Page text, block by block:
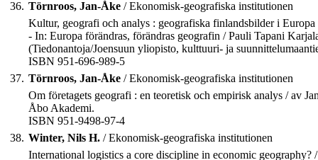
36. Törnroos, Jan-Åke / Ekonomisk-geografiska institutionen
Kultur, geografi och analys : geografiska finlandsbilder i
- In: Europa förändras, förändras geografin / Pauli Tapani
(Tiedonantoja/Joensuun yliopisto, kulttuuri- ja
ISBN 951-696-989-5
37. Törnroos, Jan-Åke / Ekonomisk-geografiska institutionen
Om företagets geografi : en teoretisk och empirisk analys / av
Åbo Akademi.
ISBN 951-9498-97-4
38. Winter, Nils H. / Ekonomisk-geografiska institutionen
International logistics a core discipline in economic geography?